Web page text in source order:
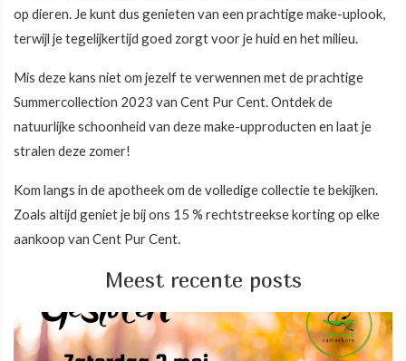
op dieren. Je kunt dus genieten van een prachtige make-uplook,
terwijl je tegelijkertijd goed zorgt voor je huid en het milieu.
Mis deze kans niet om jezelf te verwennen met de prachtige
Summercollection 2023 van Cent Pur Cent. Ontdek de
natuurlijke schoonheid van deze make-upproducten en laat je
stralen deze zomer!
Kom langs in de apotheek om de volledige collectie te bekijken.
Zoals altijd geniet je bij ons 15 % rechtstreekse korting op elke
aankoop van Cent Pur Cent.
Meest recente posts